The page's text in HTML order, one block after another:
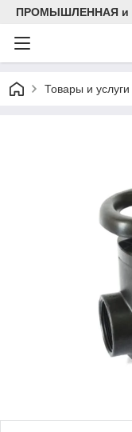
ПРОМЫШЛЕННАЯ и
Товары и услуги